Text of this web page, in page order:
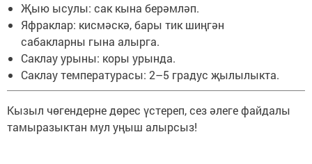
Җыю ысулы: сак кына берәмләп.
Яфраклар: кисмәскә, бары тик шиңгән
сабакларны гына алырга.
Саклау урыны: коры урында.
Саклау температурасы: 2–5 градус җылылыкта.
Кызыл чөгендерне дөрес үстереп, сез әлеге файдалы
тамыразыктан мул уңыш алырсыз!